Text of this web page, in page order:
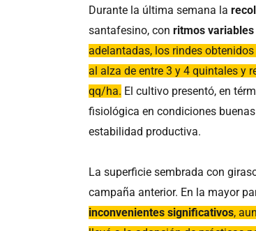
Durante la última semana la
santafesino, con ritmos variables
adelantadas, los rindes
al alza de entre 3 y 4 quintales y
qq/ha. El cultivo presentó, en
fisiológica en condiciones
estabilidad productiva.
La superficie sembrada con
campaña anterior. En la mayor
inconvenientes significativos,